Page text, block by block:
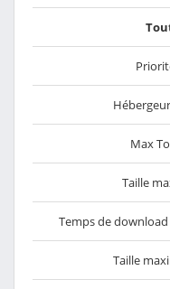
Max
Taille
Temps de
Taille